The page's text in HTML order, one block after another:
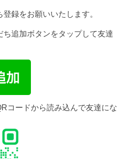
録をお願いいたします。
ち追加ボタンをタップして友達
コードから読み込んで友達にな